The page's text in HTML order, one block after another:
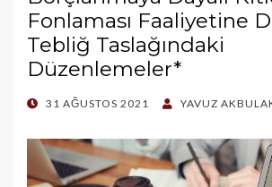
Fonlaması Faaliyetine
Tebliğ Taslağındaki
Düzenlemeler*
POSTED
31 AĞUSTOS 2021 YAVUZ